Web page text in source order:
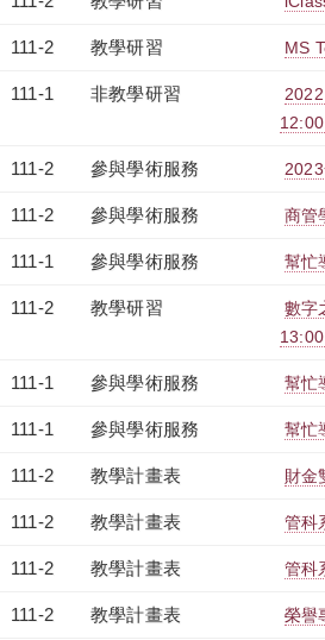
111-2 教學研習 MS
111-1 非教學研習
111-2 參與學術服務
111-2 參與學術服務 商管
111-1 參與學術服務 幫忙
111-2 教學研習
數字
111-1 參與學術服務 幫忙
111-1 參與學術服務 幫忙
111-2 教學計畫表 財金
111-2 教學計畫表 管科
111-2 教學計畫表 管科
111-2 教學計畫表 榮譽